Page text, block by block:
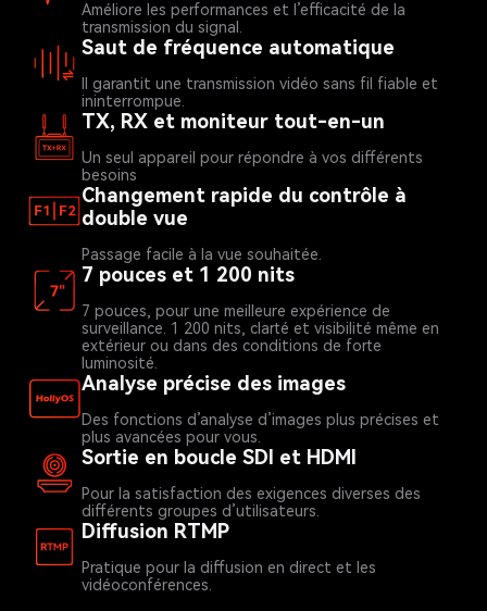
Améliore les performances et l’efficacité de la
transmission du signal.
Saut de fréquence automatique
Il garantit une transmission vidéo sans fil fiable et
ininterrompue.
TX, RX et moniteur tout-en-un
Un seul appareil pour répondre à vos différents
besoins
Changement rapide du contrôle à
double vue
Passage facile à la vue souhaitée.
7 pouces et 1 200 nits
7 pouces, pour une meilleure expérience de
surveillance. 1 200 nits, clarté et visibilité même en
extérieur ou dans des conditions de forte
luminosité.
Analyse précise des images
Des fonctions d’analyse d’images plus précises et
plus avancées pour vous.
Sortie en boucle SDI et HDMI
Pour la satisfaction des exigences diverses des
différents groupes d’utilisateurs.
Diffusion RTMP
Pratique pour la diffusion en direct et les
vidéoconférences.